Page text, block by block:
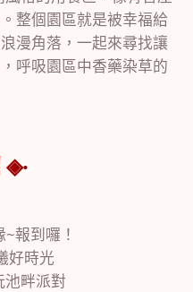
整個園區就是被幸福給
漫角落，一起來尋找讓
呼吸園區中香藥染草的
報到囉！
好時光
畔派對